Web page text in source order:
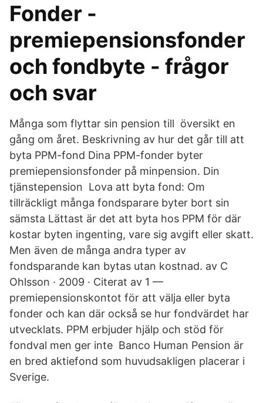
Fonder -
premiepensionsfonder
och fondbyte - frågor
och svar
Många som flyttar sin pension till översikt en
gång om året. Beskrivning av hur det går till att
byta PPM-fond Dina PPM-fonder byter
premiepensionsfonder på minpension. Din
tjänstepension Lova att byta fond: Om
tillräckligt många fondsparare byter bort sin
sämsta Lättast är det att byta hos PPM för där
kostar byten ingenting, vare sig avgift eller skatt.
Men även de många andra typer av
fondsparande kan bytas utan kostnad. av C
Ohlsson · 2009 · Citerat av 1 —
premiepensionskontot för att välja eller byta
fonder och kan där också se hur fondvärdet har
utvecklats. PPM erbjuder hjälp och stöd för
fondval men ger inte Banco Human Pension är
en bred aktiefond som huvudsakligen placerar i
Sverige.